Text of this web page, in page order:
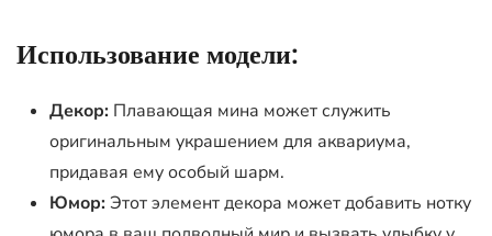
Использование модели:
Декор: Плавающая мина может служить
оригинальным украшением для аквариума,
придавая ему особый шарм.
Юмор:Этот элемент декора может добавить нотку